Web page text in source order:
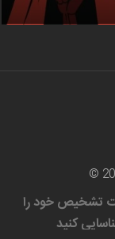
©
تشخیص خود را
کنید